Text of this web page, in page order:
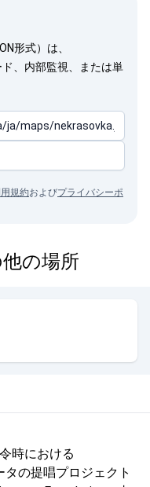
形式）は、
、内部監視、または単
規約およびプライバシーポ
の場所
時における
の提唱プロジェクト